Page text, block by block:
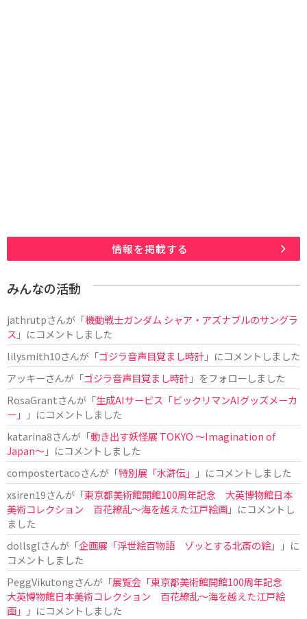
情報を掲載する
みんなの活動
jathrutpさんが「機動戦士ガンダム シャア・アズナブルのサングラ
ス 」にコメントしました
lilysmith10さんが「ゴジラ音声目覚まし時計」にコメントしました
アッキーさんが「ゴジラ音声目覚まし時計」をフォローしました
RosaGrantさんが「生成AIサービス「ビックリマンAIグッズメーカ
ー」
」にコメントしました
katarina8さんが「動き出す妖怪展 TOKYO 〜Imagination of
Japan〜」にコメントしました
compostertacoさんが「特別展「水滸伝」
」にコメントしました
xsiren19さんが「東京都美術館開館100周年記念 大英博物館日本
美術コレクション 百花繚乱～海を越えた江戸絵画」にコメントし
ました
dollsglさんが「企画展「浮世絵百物語 ゾッとする北斎の絵」
」に
コメントしました
PeggVikutongさんが「展覧会「東京都美術館開館100周年記念
大英博物館日本美術コレクション 百花繚乱〜海を越えた江戸絵
画」
」にコメントしました